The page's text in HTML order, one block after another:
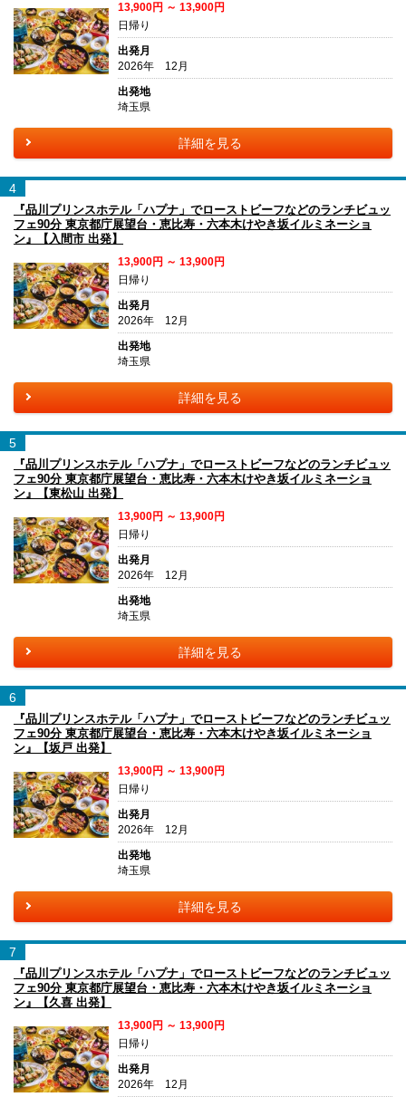
13,900円 ～ 13,900円
日帰り
出発月
2026年 12月
出発地
埼玉県
詳細を見る
4
『品川プリンスホテル「ハプナ」でローストビーフなどのランチビュッ
フェ90分 東京都庁展望台・恵比寿・六本木けやき坂イルミネーショ
ン』【入間市 出発】
13,900円 ～ 13,900円
日帰り
出発月
2026年 12月
出発地
埼玉県
詳細を見る
5
『品川プリンスホテル「ハプナ」でローストビーフなどのランチビュッ
フェ90分 東京都庁展望台・恵比寿・六本木けやき坂イルミネーショ
ン』【東松山 出発】
13,900円 ～ 13,900円
日帰り
出発月
2026年 12月
出発地
埼玉県
詳細を見る
6
『品川プリンスホテル「ハプナ」でローストビーフなどのランチビュッ
フェ90分 東京都庁展望台・恵比寿・六本木けやき坂イルミネーショ
ン』【坂戸 出発】
13,900円 ～ 13,900円
日帰り
出発月
2026年 12月
出発地
埼玉県
詳細を見る
7
『品川プリンスホテル「ハプナ」でローストビーフなどのランチビュッ
フェ90分 東京都庁展望台・恵比寿・六本木けやき坂イルミネーショ
ン』【久喜 出発】
13,900円 ～ 13,900円
日帰り
出発月
2026年 12月